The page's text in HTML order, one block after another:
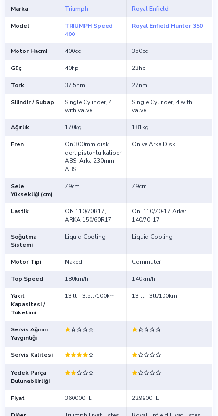
Marka Triumph Royal Enfield
Model
TRIUMPH Speed
400
Royal Enfield Hunter 350
Motor Hacmi 400cc 350cc
Güç 40hp 23hp
Tork 37.5nm. 27nm.
Silindir / Subap
Single Cylinder, 4
with valve
Single Cylinder, 4 with
valve
Ağırlık 170kg 181kg
Fren
Ön 300mm disk
dört pistonlu kaliper
ABS, Arka 230mm
ABS
Ön ve Arka Disk
Sele
Yüksekliği (cm)
79cm 79cm
Lastik
ÖN 110/70R17,
ARKA 150/60R17
Ön: 110/70-17 Arka:
140/70-17
Soğutma
Sistemi
Liquid Cooling Liquid Cooling
Motor Tipi Naked Commuter
Top Speed 180km/h 140km/h
Yakıt
Kapasitesi /
Tüketimi
13 lt - 3.5lt/100km 13 lt - 3lt/100km
Servis Ağının
Yaygınlığı
Servis Kalitesi
Yedek Parça
Bulunabilirliği
Fiyat 360000TL 229900TL